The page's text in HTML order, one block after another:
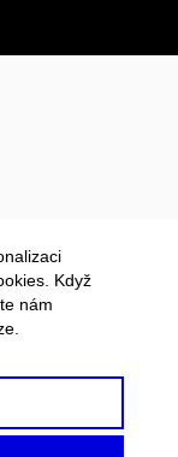
Když
nám